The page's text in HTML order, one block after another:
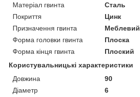
Матеріал гвинта
Сталь
Покриття
Цинк
Призначення гвинта
Меблевий
Форма головки гвинта
Плоска
Форма кінця гвинта
Плоский
Користувальницькі характеристики
Довжина
90
Діаметр
6